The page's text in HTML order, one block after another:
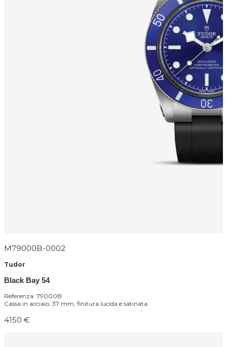
M79000B-0002
Tudor
Black Bay 54
Referenza: 79000B
Cassa in acciaio, 37 mm, finitura lucida e satinata.
4150 €